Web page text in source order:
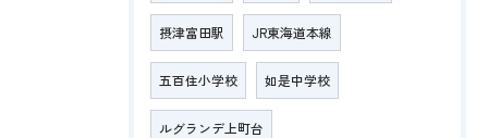
摂津富田駅 JR東海道本線
五百住小学校 如是中学校
ルグランデ上町台